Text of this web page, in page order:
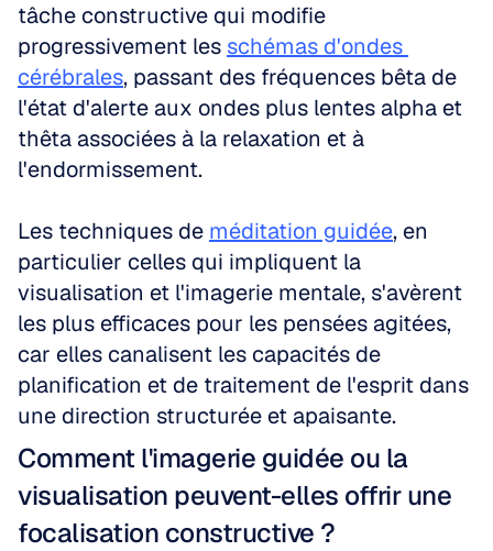
tâche constructive qui modifie
progressivement les schémas d'ondes
cérébrales, passant des fréquences bêta de
l'état d'alerte aux ondes plus lentes alpha et
thêta associées à la relaxation et à
l'endormissement.
Les techniques de méditation guidée, en
particulier celles qui impliquent la
visualisation et l'imagerie mentale, s'avèrent
les plus efficaces pour les pensées agitées,
car elles canalisent les capacités de
planification et de traitement de l'esprit dans
une direction structurée et apaisante.
Comment l'imagerie guidée ou la
visualisation peuvent-elles offrir une
focalisation constructive ?